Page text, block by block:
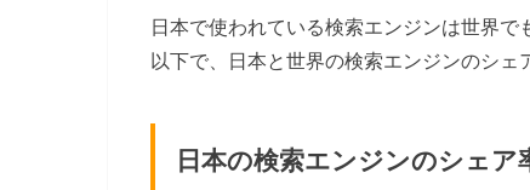
日本で使われている検索エンジンは世界で
以下で、日本と世界の検索エンジンのシェ
日本の検索エンジンのシェア